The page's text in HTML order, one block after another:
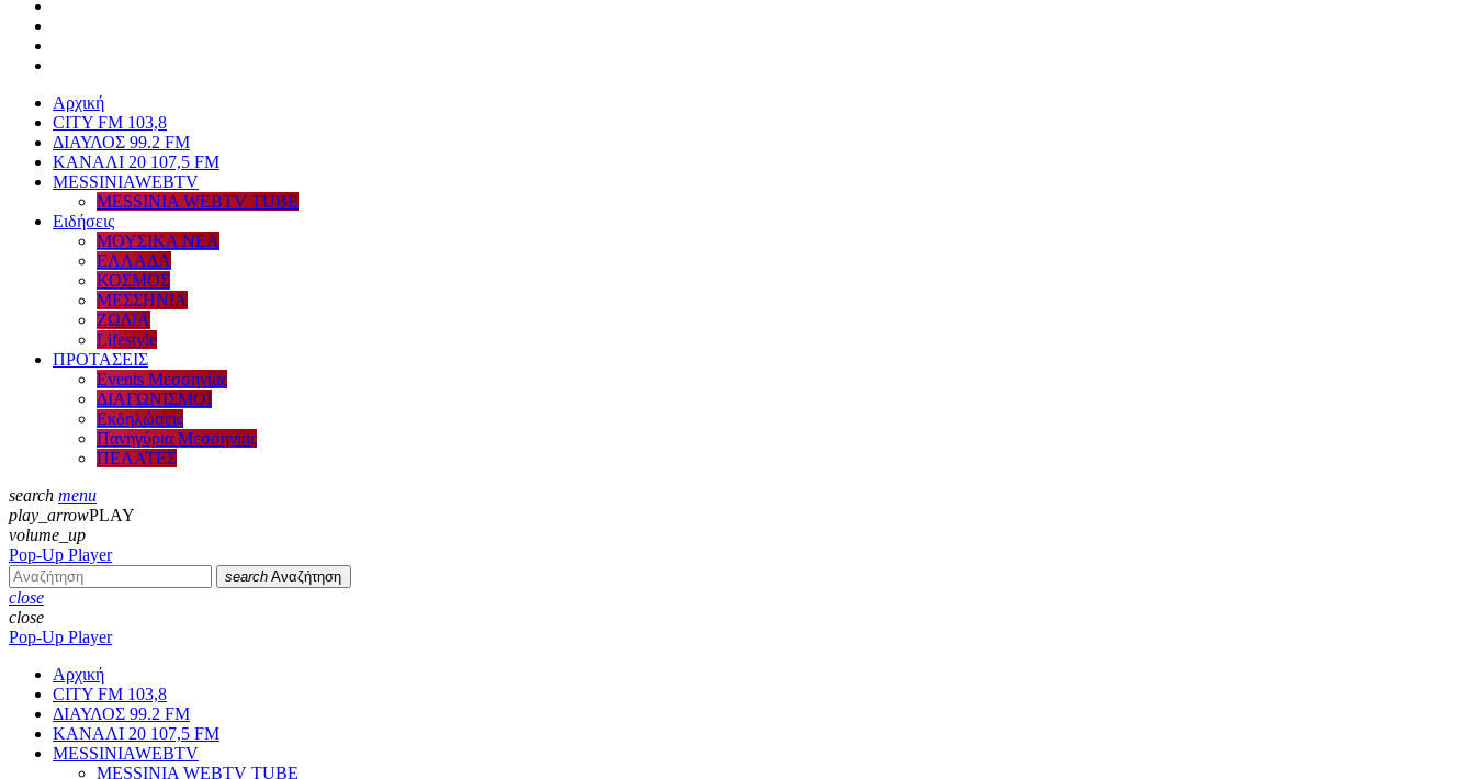
Αρχική
CITY FM 103,8
ΔΙΑΥΛΟΣ 99.2 FM
ΚΑΝΑΛΙ 20 107,5 FM
MESSINIAWEBTV
MESSINIA WEBTV TUBE
Eιδήσεις
ΜΟΥΣΙΚΑ ΝΕΑ
ΕΛΛΑΔΑ
ΚΟΣΜΟΣ
ΜΕΣΣΗΝΙΑ
ΖΩΔΙΑ
Lifestyle
ΠΡΟΤΑΣΕΙΣ
Events Μεσσηνίας
ΔΙΑΓΩΝΙΣΜΟΙ
Εκδηλώσεις
Πανηγύρια Μεσσηνίας
ΠΕΛΑΤΕΣ
search menu
play_arrowPLAY
volume_up
Pop-Up Player
search Αναζήτηση
close
close
Pop-Up Player
Αρχική
CITY FM 103,8
ΔΙΑΥΛΟΣ 99.2 FM
ΚΑΝΑΛΙ 20 107,5 FM
MESSINIAWEBTV
MESSINIA WEBTV TUBE